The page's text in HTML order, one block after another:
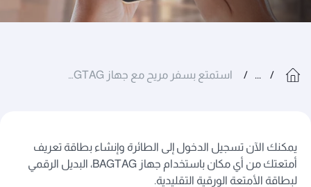
... استمتع بسفر مريح مع جهاز BAGTAG
يمكنك الآن تسجيل الدخول إلى الطائرة وإنشاء بطاقة تعريف
أمتعتك من أي مكان باستخدام جهاز BAGTAG، البديل الرقمي
لبطاقة الأمتعة الورقية التقليدية.